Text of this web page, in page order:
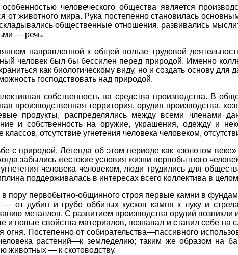
человеческого общества является
от животного мира. Рука постепенно становилась
общественные отношения, развивались
— речь.
направленной к общей пользе трудовой
человек был бы бессилен перед природой. Именно
как биологическому виду, но и создать основу для
господствовать над природой.
собственность на средства производства. В
производственная территория, орудия производства,
продукты, распределялись между всеми членами
и собственность на оружие, украшения, одежду и
отсутствие угнетения человека человеком,
с природой. Легенда об этом периоде как «золотом
забылись жестокие условия жизни первобытного
человека человеком, люди трудились для
поддерживалась в интересах всего коллектива в
пору первобытно-общинного строя первые камни в
— от дубин и грубо оббитых кусков камня к луку и
металлов. С развитием производства орудий
и новые свойства материалов, познавал и ставил себе на
Постепенно от собирательства—пассивного
растений—к земледелию; таким же образом на
животных — к скотоводству.